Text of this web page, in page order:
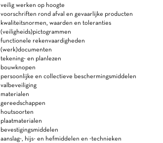
veilig werken op hoogte
voorschriften rond afval en gevaarlijke producten
kwaliteitsnormen, waarden en toleranties
(veiligheids)pictogrammen
functionele rekenvaardigheden
(werk)documenten
tekening- en planlezen
bouwknopen
persoonlijke en collectieve beschermingsmiddelen
valbeveiliging
materialen
gereedschappen
houtsoorten
plaatmaterialen
bevestigingsmiddelen
aanslag-, hijs- en hefmiddelen en -technieken